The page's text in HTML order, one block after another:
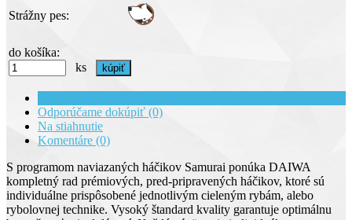
Strážny pes:
do košíka:
ks
Odporúčame dokúpiť (0)
Na stiahnutie
Komentáre (0)
S programom naviazaných háčikov Samurai ponúka DAIWA
kompletný rad prémiových, pred-pripravených háčikov, ktoré sú
individuálne prispôsobené jednotlivým cieleným rybám, alebo
rybolovnej technike. Vysoký štandard kvality garantuje optimálnu